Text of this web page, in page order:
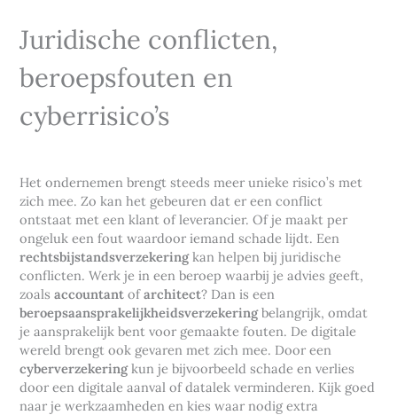
Juridische conflicten,
beroepsfouten en
cyberrisico’s
Het ondernemen brengt steeds meer unieke risico’s met
zich mee. Zo kan het gebeuren dat er een conflict
ontstaat met een klant of leverancier. Of je maakt per
ongeluk een fout waardoor iemand schade lijdt. Een
rechtsbijstandsverzekeringkan helpen bij juridische
conflicten. Werk je in een beroep waarbij je advies geeft,
zoalsaccountant ofarchitect? Dan is een
beroepsaansprakelijkheidsverzekeringbelangrijk, omdat
je aansprakelijk bent voor gemaakte fouten. De digitale
wereld brengt ook gevaren met zich mee. Door een
cyberverzekeringkun je bijvoorbeeld schade en verlies
door een digitale aanval of datalek verminderen. Kijk goed
naar je werkzaamheden en kies waar nodig extra